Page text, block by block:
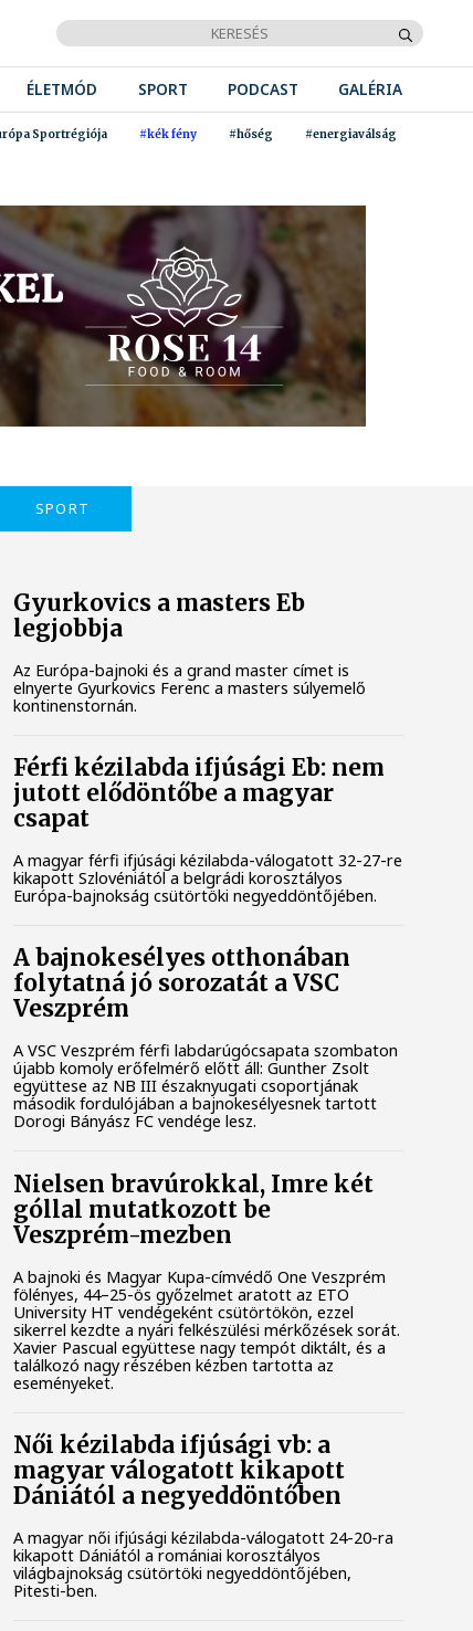
ÉLETMÓD SPORT PODCAST GALÉRIA
Sportrégiója #kék fény #hőség #energiaválság
SPORT
Gyurkovics a masters Eb
legjobbja
Az Európa-bajnoki és a grand master címet is
elnyerte Gyurkovics Ferenc a masters súlyemelő
kontinenstornán.
Férfi kézilabda ifjúsági Eb: nem
jutott elődöntőbe a magyar
csapat
A magyar férfi ifjúsági kézilabda-válogatott 32-27-re
kikapott Szlovéniától a belgrádi korosztályos
Európa-bajnokság csütörtöki negyeddöntőjében.
A bajnokesélyes otthonában
folytatná jó sorozatát a VSC
Veszprém
A VSC Veszprém férfi labdarúgócsapata szombaton
újabb komoly erőfelmérő előtt áll: Gunther Zsolt
együttese az NB III északnyugati csoportjának
második fordulójában a bajnokesélyesnek tartott
Dorogi Bányász FC vendége lesz.
Nielsen bravúrokkal, Imre két
góllal mutatkozott be
Veszprém-mezben
A bajnoki és Magyar Kupa-címvédő One Veszprém
fölényes, 44–25-ös győzelmet aratott az ETO
University HT vendégeként csütörtökön, ezzel
sikerrel kezdte a nyári felkészülési mérkőzések sorát.
Xavier Pascual együttese nagy tempót diktált, és a
találkozó nagy részében kézben tartotta az
eseményeket.
Női kézilabda ifjúsági vb: a
magyar válogatott kikapott
Dániától a negyeddöntőben
A magyar női ifjúsági kézilabda-válogatott 24-20-ra
kikapott Dániától a romániai korosztályos
világbajnokság csütörtöki negyeddöntőjében,
Pitesti-ben.